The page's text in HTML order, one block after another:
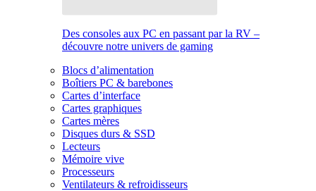
Des consoles aux PC en passant par la RV –
découvre notre univers de gaming
Blocs d’alimentation
Boîtiers PC & barebones
Cartes d’interface
Cartes graphiques
Cartes mères
Disques durs & SSD
Lecteurs
Mémoire vive
Processeurs
Ventilateurs & refroidisseurs